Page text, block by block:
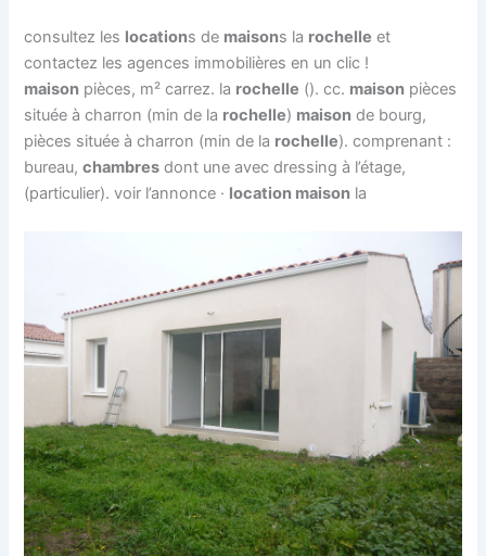
consultez les locations de maisons la rochelle et
contactez les agences immobilières en un clic !
maison pièces, m² carrez. la rochelle (). cc. maison pièces
située à charron (min de la rochelle) maison de bourg,
pièces située à charron (min de la rochelle). comprenant :
bureau,chambres dont une avec dressing à l’étage,
(particulier). voir l’annonce · location maison la